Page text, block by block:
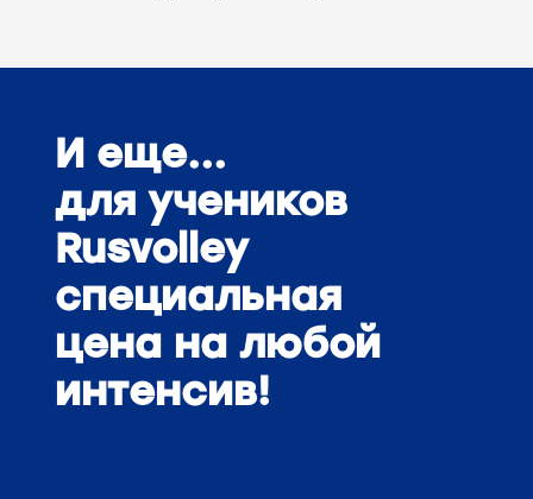
И еще...
для учеников
Rusvolley
специальная
цена на любой
интенсив!